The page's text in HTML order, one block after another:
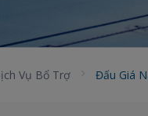
Vụ Bổ Trợ Đấu Giá